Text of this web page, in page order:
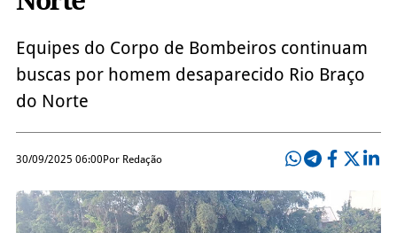
Equipes do Corpo de Bombeiros continuam
buscas por homem desaparecido Rio Braço
do Norte
30/09/2025 06:00Por Redação